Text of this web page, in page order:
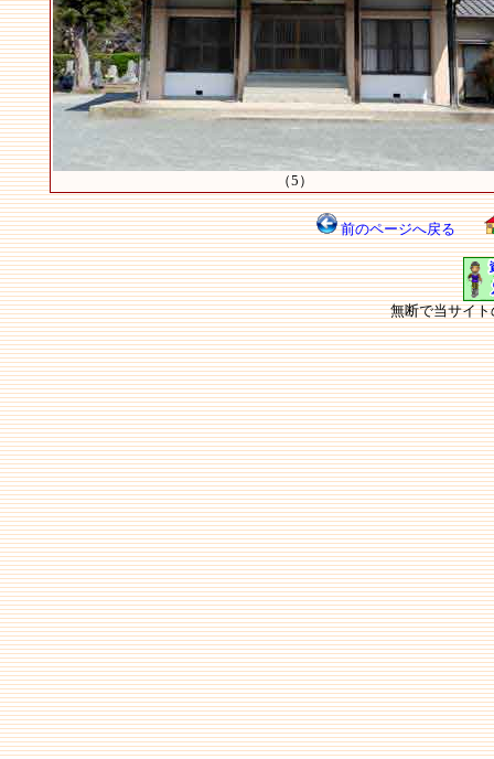
（5）
前のページへ戻る
無断で当サイ